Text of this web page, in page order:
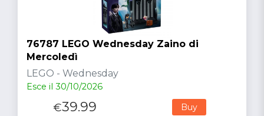
76787 LEGO Wednesday Zaino di
Mercoledì
LEGO - Wednesday
Esce il 30/10/2026
€39.99 Buy